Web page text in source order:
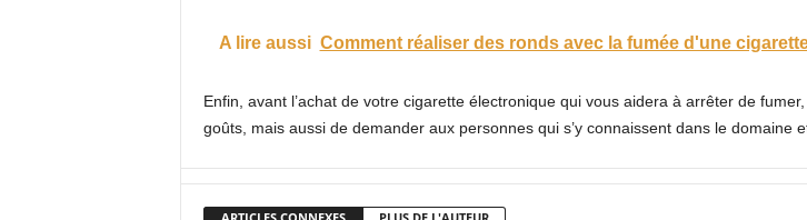
A lire aussi Comment réaliser des ronds avec la fumée d'une
Enfin, avant l’achat de votre cigarette électronique qui vous aidera à arrêter de
goûts, mais aussi de demander aux personnes qui s’y connaissent dans le domaine